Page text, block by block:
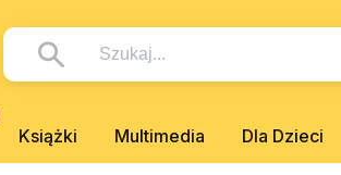
Książki Multimedia Dla Dzieci